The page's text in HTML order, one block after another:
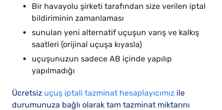
Bir havayolu şirketi tarafından size verilen iptal
bildiriminin zamanlaması
sunulan yeni alternatif uçuşun varış ve kalkış
saatleri (orijinal uçuşa kıyasla)
uçuşunuzun sadece AB içinde yapılıp
yapılmadığı
Ücretsiz uçuş iptali tazminat hesaplayıcımız ile
durumunuza bağlı olarak tam tazminat miktarını